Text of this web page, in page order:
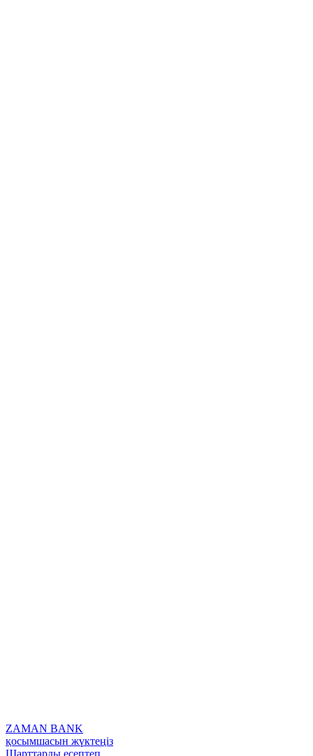
ZAMAN BANK
қосымшасын жүктеңіз
Шарттарды есептеп,